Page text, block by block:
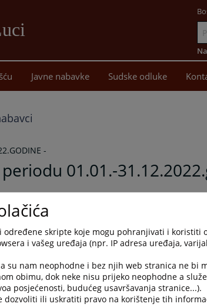
sadržaj
Javne nabavke Sudske odluke
-
01.01.-
-
određene skripte koje mogu pohranjivati i koristiti
i vašeg uređaja (npr. IP adresa uređaja,
su nam neophodne i bez njih web stranica ne bi
obimu, dok neke nisu prijeko neophodne a
posjećenosti, budućeg usavršavanja stranice...).
dozvoliti ili uskratiti pravo na korištenje tih